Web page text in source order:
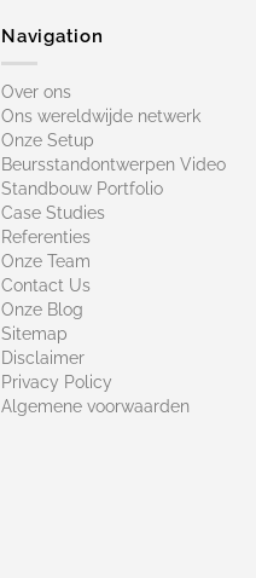
Navigation
Over ons
Ons wereldwijde netwerk
Onze Setup
Beursstandontwerpen Video
Standbouw Portfolio
Case Studies
Referenties
Onze Team
Contact Us
Onze Blog
Sitemap
Disclaimer
Privacy Policy
Algemene voorwaarden